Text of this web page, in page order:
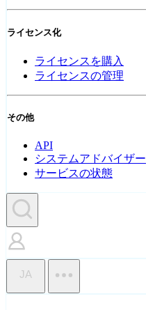
ライセンス化
ライセンスを購入
ライセンスの管理
その他
API
システムアドバイザー
サービスの状態
JA